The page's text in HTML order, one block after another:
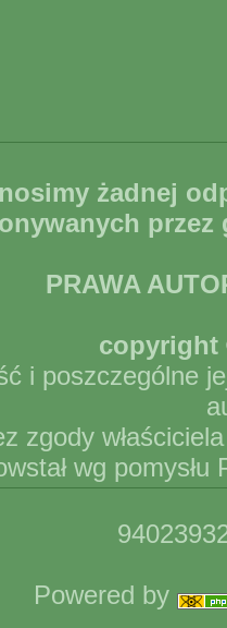
żadnej
PRAWA
copyright
i poszczególne
zgody
wg
Powered by